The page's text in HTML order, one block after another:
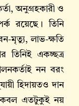
অনুগ্রহকারী ও
রয়েছে। তিনি
মৃত্যু, লাভ-ক্ষতি
তিনিই একচ্ছত্র
নন বরং
হিদায়তও দান
এতটুকুই নয়